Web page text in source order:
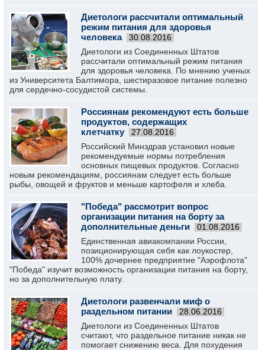
Диетологи рассчитали оптимальный
режим питания для здоровья
человека
30.08.2016
Диетологи из Соединенных Штатов
рассчитали оптимальный режим питания
для здоровья человека. По мнению ученых
из Университета Балтимора, шестиразовое питание полезно
для сердечно-сосудистой системы.
Россиянам рекомендуют есть больше
продуктов, содержащих
клетчатку
27.08.2016
Российский Минздрав установил новые
рекомендуемые нормы потребления
основных пищевых продуктов. Согласно
новым рекомендациям, россиянам следует есть больше
рыбы, овощей и фруктов и меньше картофеля и хлеба.
"Победа" рассмотрит вопрос
организации питания на борту за
дополнительные деньги
01.08.2016
Единственная авиакомпании России,
позиционирующая себя как лоукостер,
100% дочернее предприятие "Аэрофлота"
"Победа" изучит возможность организации питания на борту,
но за дополнительную плату.
Диетологи развенчали миф о
раздельном питании
28.06.2016
Диетологи из Соединенных Штатов
считают, что раздельное питание никак не
помогает снижению веса. Для похудения